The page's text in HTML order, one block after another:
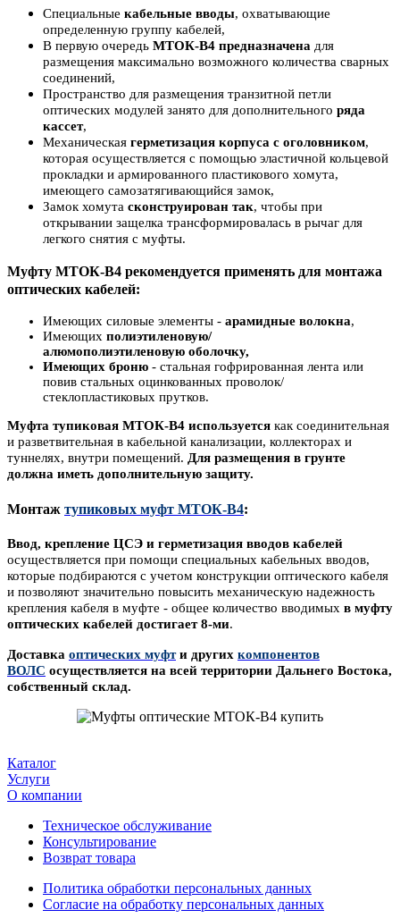
Специальные кабельные вводы, охватывающие
определенную группу кабелей,
В первую очередь МТОК-В4 предназначена для
размещения максимально возможного количества сварных
соединений,
Пространство для размещения транзитной петли
оптических модулей занято для дополнительного ряда
кассет,
Механическая герметизация корпуса с оголовником,
которая осуществляется с помощью эластичной кольцевой
прокладки и армированного пластикового хомута,
имеющего самозатягивающийся замок,
Замок хомута сконструирован так, чтобы при
открывании защелка трансформировалась в рычаг для
легкого снятия с муфты.
Муфту МТОК-В4 рекомендуется применять для монтажа
оптических кабелей:
Имеющих силовые элементы - арамидные волокна,
Имеющих полиэтиленовую/
алюмополиэтиленовую оболочку,
Имеющих броню - стальная гофрированная лента или
повив стальных оцинкованных проволок/
стеклопластиковых прутков.
Муфта тупиковая МТОК-В4 используется каксоединительная
и разветвительная в кабельной канализации, коллекторах и
туннелях, внутри помещений. Для размещения в грунте
должна иметь дополнительную защиту.
Монтаж тупиковых муфт МТОК-В4:
Ввод, крепление ЦСЭ и герметизация вводов кабелей
осуществляется при помощи специальных кабельных вводов,
которые подбираются с учетом конструкции оптического кабеля
и позволяют значительно повысить механическую надежность
крепления кабеля в муфте - общее количество вводимых в муфту
оптических кабелей достигает 8-ми.
Доставка оптических муфт и других компонентов
ВОЛС осуществляется на всей территории Дальнего Востока,
собственный склад.
Каталог
Услуги
О компании
Техническое обслуживание
Консультирование
Возврат товара
Политика обработки персональных данных
Согласие на обработку персональных данных